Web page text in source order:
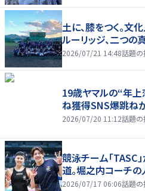
土に、膝をつく。文
ルーリッジ、二つの
2026/07/21 14:48話題の
19歳ヤマルの“年
ね獲得SNS爆跳ね
2026/07/20 11:12話題の
競泳チーム「TASC
道。堀之内コーチ
2026/07/17 06:06話題の